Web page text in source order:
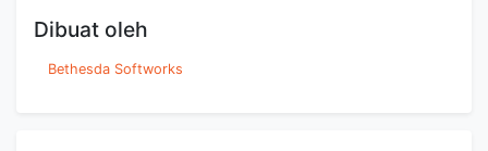
Dibuat oleh
Bethesda Softworks